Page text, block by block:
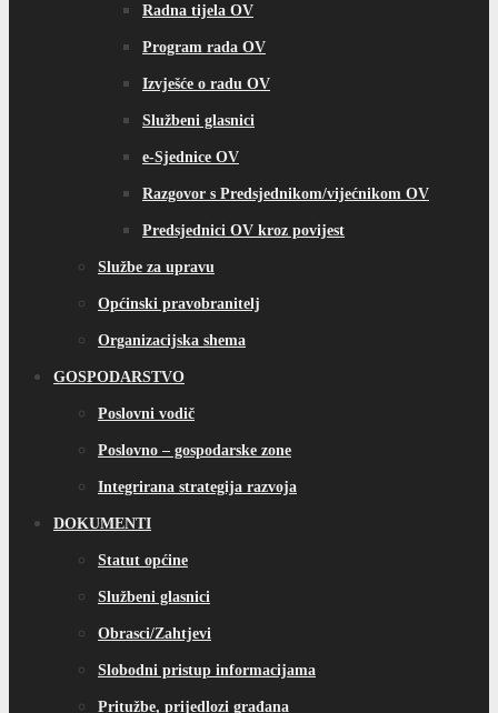
Radna tijela OV
Program rada OV
Izvješće o radu OV
Službeni glasnici
e-Sjednice OV
Razgovor s Predsjednikom/vijećnikom OV
Predsjednici OV kroz povijest
Službe za upravu
Općinski pravobranitelj
Organizacijska shema
GOSPODARSTVO
Poslovni vodič
Poslovno – gospodarske zone
Integrirana strategija razvoja
DOKUMENTI
Statut općine
Službeni glasnici
Obrasci/Zahtjevi
Slobodni pristup informacijama
Pritužbe, prijedlozi građana